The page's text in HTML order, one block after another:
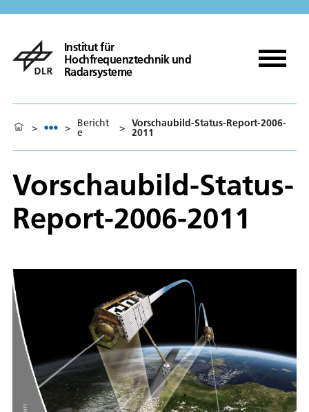
Institut für
Hochfrequenztechnik und
Radarsysteme
> > Bericht
e > Vorschaubild-Status-Report-2006-
2011
Vorschaubild-Status-
Report-2006-2011